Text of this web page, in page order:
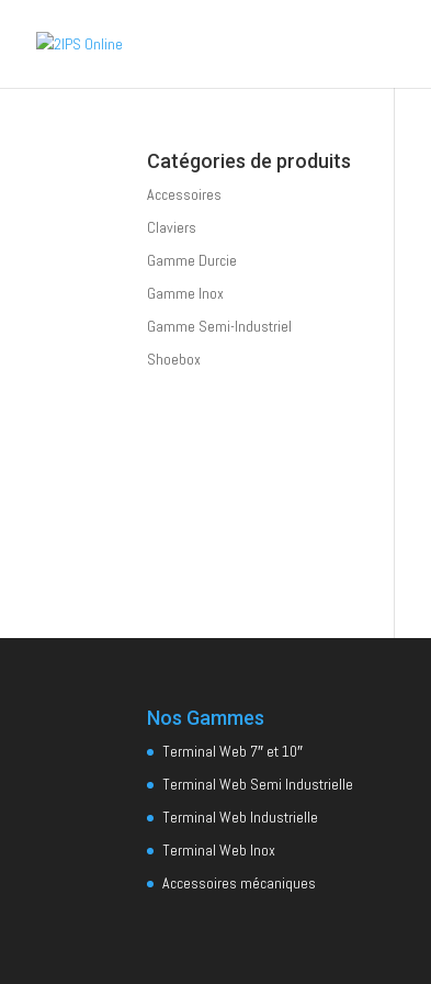
Catégories de produits
Accessoires
Claviers
Gamme Durcie
Gamme Inox
Gamme Semi-Industriel
Shoebox
Nos Gammes
Terminal Web 7″ et 10″
Terminal Web Semi Industrielle
Terminal Web Industrielle
Terminal Web Inox
Accessoires mécaniques